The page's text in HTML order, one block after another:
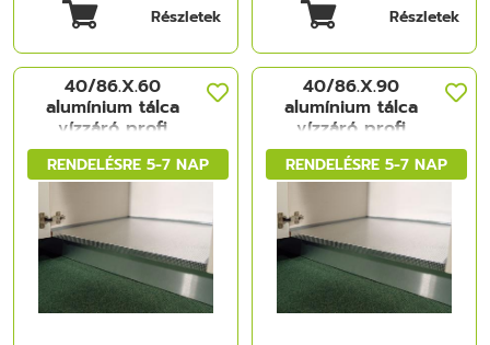
Részletek Részletek
RENDELÉSRE 5-7 NAP
40/86.X.60
alumínium tálca
vízzáró profi
ALUMINIUM,
564x547mm MÜA-
ALUMINIUM
RENDELÉSRE 5-7 NAP
40/86.X.90
alumínium tálca
vízzáró profi
ALUMINIUM,
864x547mm MÜA-
ALUMINIUM